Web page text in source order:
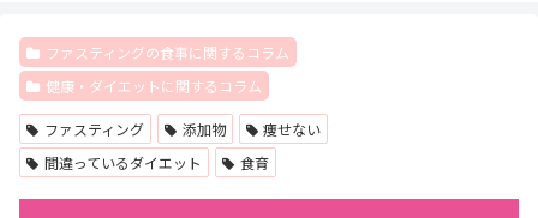
ファスティングの食事に関するコラム
健康・ダイエットに関するコラム
ファスティング 添加物
痩せない
間違っているダイエット
食育